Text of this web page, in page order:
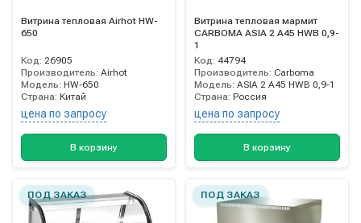
Витрина тепловая Airhot HW-
650
Код: 26905
Производитель: Airhot
Модель: HW-650
Страна: Китай
цена по запросу
В корзину
Витрина тепловая мармит
CARBOMA ASIA 2 A45 HWB 0,9-
1
Код: 44794
Производитель: Carboma
Модель: ASIA 2 A45 HWB 0,9-1
Страна: Россия
цена по запросу
В корзину
ПОД ЗАКАЗ ПОД ЗАКАЗ